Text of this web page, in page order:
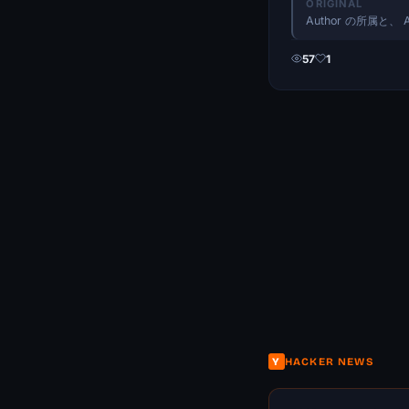
ORIGINAL
Author の所属と、
57 1
Y HACKER NEWS